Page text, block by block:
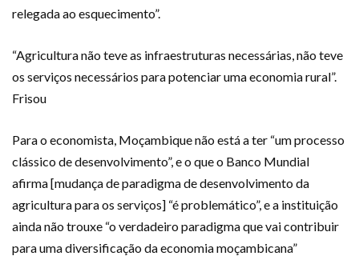
relegada ao esquecimento”.
“Agricultura não teve as infraestruturas necessárias, não teve
os serviços necessários para potenciar uma economia rural”.
Frisou
Para o economista, Moçambique não está a ter “um processo
clássico de desenvolvimento”, e o que o Banco Mundial
afirma [mudança de paradigma de desenvolvimento da
agricultura para os serviços] “é problemático”, e a instituição
ainda não trouxe “o verdadeiro paradigma que vai contribuir
para uma diversificação da economia moçambicana”